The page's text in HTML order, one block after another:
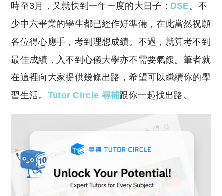
p
y
Li
n
k
at
s
A
p
p
時至3月， 又就快到一年一度的大日子： DSE。不
少中六畢業的學生都已經作好準備，在此當然祝願
各位得心應手， 考到理想成績。 不過， 就算考不到
最佳成績， 入不到心儀大學亦不需要氣餒。筆者就
在這裡向大家提供幾條出路，希望可以繼續你的學
習生活。 Tutor Circle 尋補跟你一起找出路。